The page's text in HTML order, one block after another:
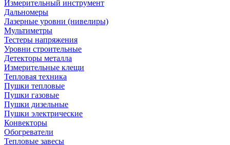
Измерительный инструмент
Дальномеры
Лазерные уровни (нивелиры)
Мультиметры
Тестеры напряжения
Уровни строительные
Детекторы металла
Измерительные клещи
Тепловая техника
Пушки тепловые
Пушки газовые
Пушки дизельные
Пушки электрические
Конвекторы
Обогреватели
Тепловые завесы